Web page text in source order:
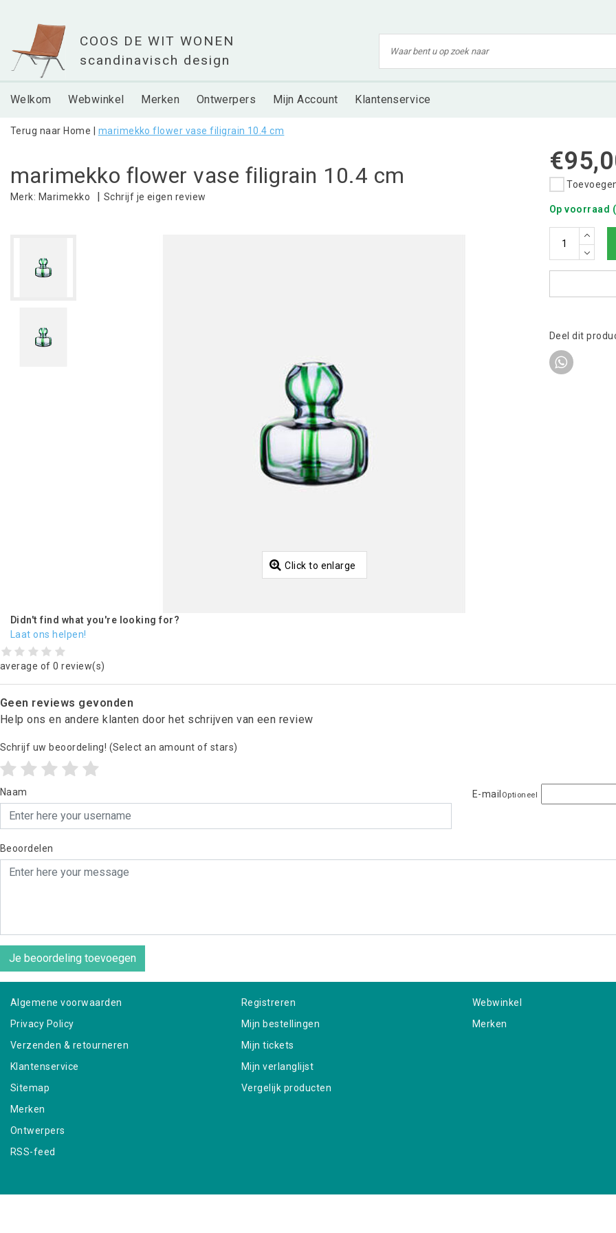
Welkom Webwinkel Merken Ontwerpers Mijn Account Klantenservice
Terug naar Home marimekko flower vase filigrain 10.4 cm
marimekko flower vase filigrain 10.4 cm
Merk: Marimekko | Schrijf je eigen review
Click to enlarge
Op voorraad
Deel dit
Didn't find what you're looking for?
Laat ons helpen!
average of 0 review(s)
Geen reviews gevonden
Help ons en andere klanten door het schrijven van een review
Schrijf uw beoordeling! (Select an amount of stars)
Naam E-mail Optioneel
Beoordelen
Je beoordeling toevoegen
Algemene voorwaarden
Privacy Policy
Verzenden & retourneren
Klantenservice
Sitemap
Merken
Ontwerpers
RSS-feed
Registreren
Mijn bestellingen
Mijn tickets
Mijn verlanglijst
Vergelijk producten
Webwinkel
Merken